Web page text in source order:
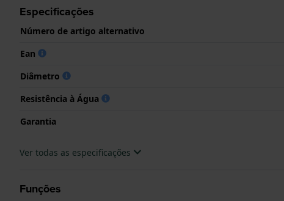
Especificações
Número de artigo alternativo
Ean
Diâmetro
Resistência à Água
Garantia
Ver todas as especificações
Funções